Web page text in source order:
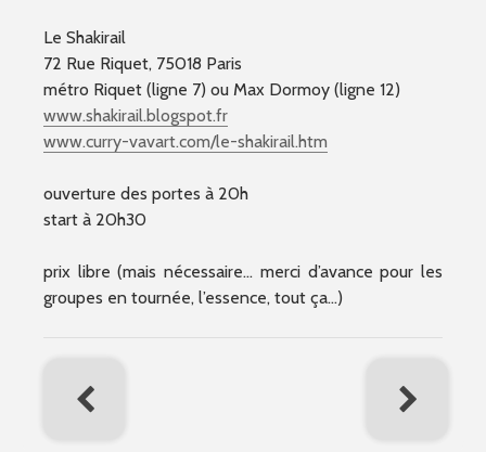
Le Shakirail
72 Rue Riquet, 75018 Paris
métro Riquet (ligne 7) ou Max Dormoy (ligne 12)
www.shakirail.blogspot.fr
www.curry-vavart.com/le-shakirail.htm
ouverture des portes à 20h
start à 20h30
prix libre (mais nécessaire… merci d’avance pour les
groupes en tournée, l’essence, tout ça…)